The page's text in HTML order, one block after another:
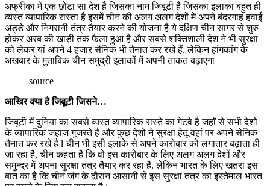
अफ्रीका में एक छोटा सा देश है जिसका नाम जिबूटी है जिसका इलाका बहुत ही
व्यस्त व्यापारिक रास्ता है इसमें चीन की अलग अलग देशों में अपने बंदरगाह हवाई
अड्डे और निगरानी तंत्र तैयार करने की योजना है ये दक्षिण चीन सागर से शुरु
होकर अरब की खाड़ी तक फैला हुआ है और सबसे शक्तिशाली देश ने भी सुरक्षा
को लेकर यां अपने 4 हजार सैनिक भी तैनात कर रखे हैं, लेकिन हांगकांग के
अखबार के मुताबिक चीन समुद्री इलाकों में अपनी ताकत बढ़ाएगा
source
आखिर क्या है जिबूटी जिसने…
जिबूटी में दुनिया का सबसे व्यस्त व्यापारिक रास्ते का गेटवे है जहाँ से सभी देशो
के व्यापारिक जहाज गुजरते है और कुछ देशो ने सुरक्षा हेतू वहां पर अपने सेनिक
तैनात कर रखे है l चीन भी इसी इलाके से अपने कारोबार को लगातार बढ़ाता ही
जा रहा है, चीन कहता है कि वो इस कारोबार के लिए अलग अलग देशों और
समुन्द्र में अपना सुरक्षा तंत्र तैयार कर रहा है. लेकिन भारत के लिए खतरा इस
बात का है कि चीन जंग के दौरान आसानी से इस सुरक्षा तंत्र का इस्तेमाल भारत